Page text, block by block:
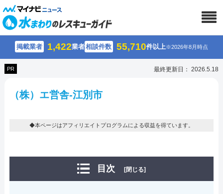
掲載業者 1,422業者相談件数 55,710件以上※2026年8月時点
PR 最終更新日： 2026.5.18
（株）エ営舎-江別市
◆本ページはアフィリエイトプログラムによる収益を得ています。
目次 [閉じる]